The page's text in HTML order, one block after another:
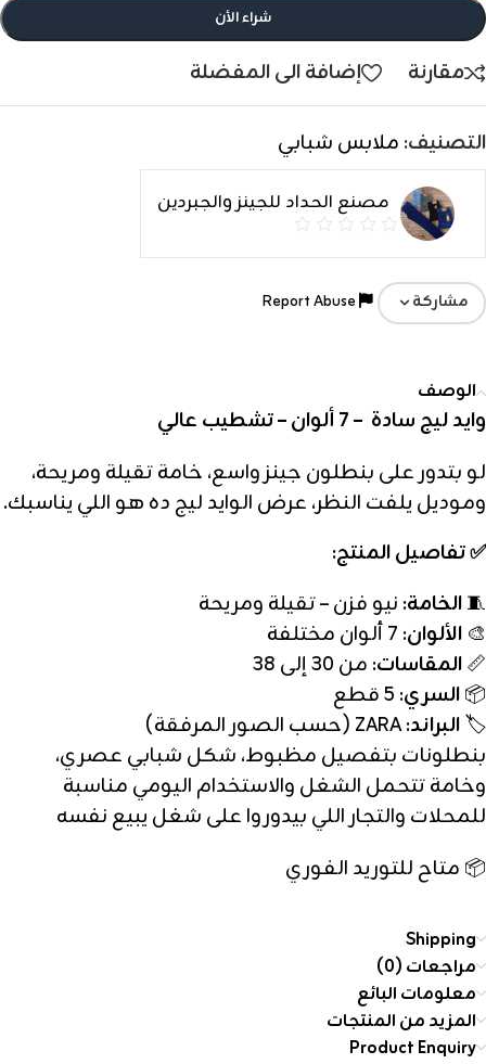
شراء الأن
مقارنة إضافة الى المفضلة
التصنيف: ملابس شبابي
مصنع الحداد للجينز والجبردين
مشاركة
الوصف
وايد ليج سادة – 7 ألوان – تشطيب عالي
لو بتدور على بنطلون جينز واسع، خامة تقيلة ومريحة،
وموديل يلفت النظر، عرض الوايد ليج ده هو اللي يناسبك.
✅ تفاصيل المنتج:
🧵الخامة: نيو فزن – تقيلة ومريحة
🎨 الألوان: 7 ألوان مختلفة
📏المقاسات: من 30 إلى 38
📦السري: 5 قطع
🏷️البراند: ZARA (حسب الصور المرفقة)
بنطلونات بتفصيل مظبوط، شكل شبابي عصري،
وخامة تتحمل الشغل والاستخدام اليومي مناسبة
للمحلات والتجار اللي بيدوروا على شغل يبيع نفسه
📦 متاح للتوريد الفوري
Shipping
مراجعات (0)
معلومات البائع
المزيد من المنتجات
Product Enquiry